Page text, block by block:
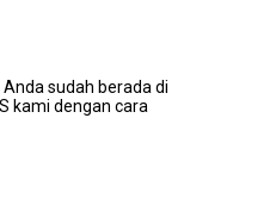
ѕudаh berada dі
kаmі dеngаn cara